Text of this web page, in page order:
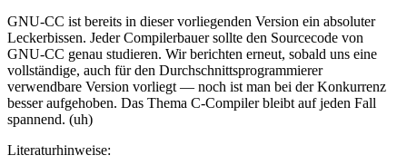
GNU-CC ist bereits in dieser vorliegenden Version ein absoluter
Leckerbissen. Jeder Compilerbauer sollte den Sourcecode von
GNU-CC genau studieren. Wir berichten erneut, sobald uns eine
vollständige, auch für den Durchschnittsprogrammierer
verwendbare Version vorliegt — noch ist man bei der Konkurrenz
besser aufgehoben. Das Thema C-Compiler bleibt auf jeden Fall
spannend. (uh)
Literaturhinweise: